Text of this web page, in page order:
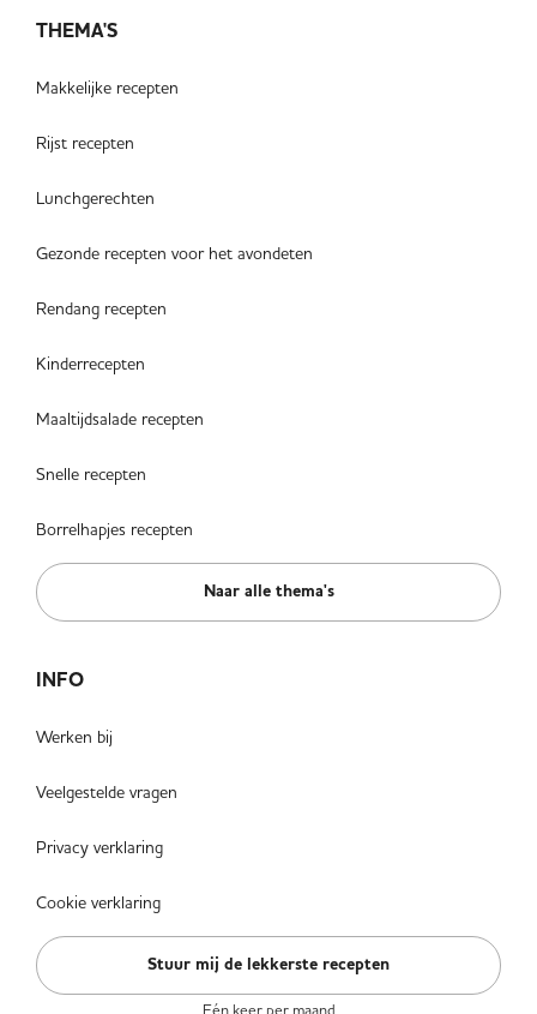
THEMA'S
Makkelijke recepten
Rijst recepten
Lunchgerechten
Gezonde recepten voor het avondeten
Rendang recepten
Kinderrecepten
Maaltijdsalade recepten
Snelle recepten
Borrelhapjes recepten
Naar alle thema's
INFO
Werken bij
Veelgestelde vragen
Privacy verklaring
Cookie verklaring
Stuur mij de lekkerste recepten
Eén keer per maand